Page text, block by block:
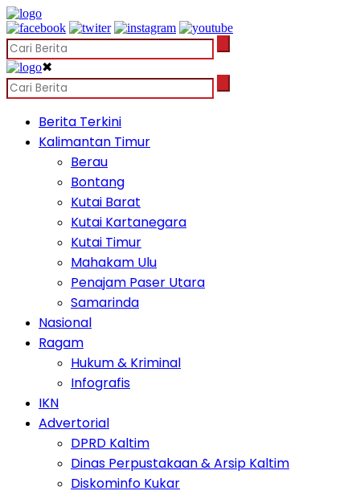
✖
Berita Terkini
Kalimantan Timur
Berau
Bontang
Kutai Barat
Kutai Kartanegara
Kutai Timur
Mahakam Ulu
Penajam Paser Utara
Samarinda
Nasional
Ragam
Hukum & Kriminal
Infografis
IKN
Advertorial
DPRD Kaltim
Dinas Perpustakaan & Arsip Kaltim
Diskominfo Kukar